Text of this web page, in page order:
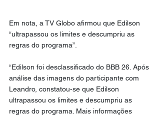
Em nota, a TV Globo afirmou que Edilson
“ultrapassou os limites e descumpriu as
regras do programa”.
“Edilson foi desclassificado do BBB 26. Após
análise das imagens do participante com
Leandro, constatou-se que Edilson
ultrapassou os limites e descumpriu as
regras do programa. Mais informações